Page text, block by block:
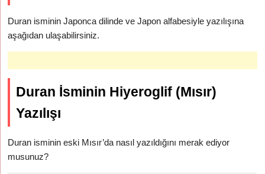
Duran isminin Japonca dilinde ve Japon alfabesiyle yazılışına
aşağıdan ulaşabilirsiniz.
Duran İsminin Hiyeroglif (Mısır)
Yazılışı
Duran isminin eski Mısır’da nasıl yazıldığını merak ediyor
musunuz?